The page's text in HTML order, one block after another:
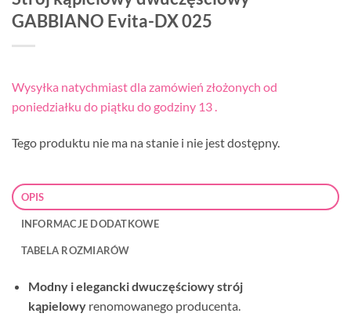
GABBIANO Evita-DX 025
Wysyłka natychmiast dla zamówień złożonych od
poniedziałku do piątku do godziny 13 .
Tego produktu nie ma na stanie i nie jest dostępny.
OPIS
INFORMACJE DODATKOWE
TABELA ROZMIARÓW
Modny i eleganckidwuczęściowy strój
kąpielowyrenomowanego producenta.